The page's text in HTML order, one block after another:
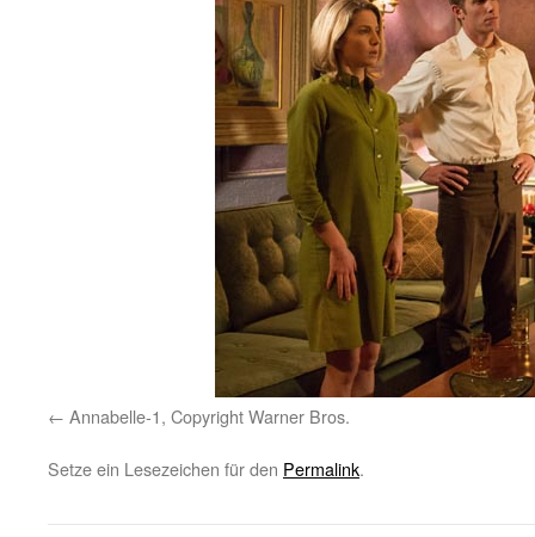
Annabelle-1, Copyright Warner Bros.
Setze ein Lesezeichen für den Permalink.